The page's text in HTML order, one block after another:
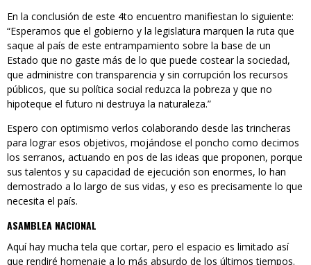
En la conclusión de este 4to encuentro manifiestan lo siguiente:
“Esperamos que el gobierno y la legislatura marquen la ruta que
saque al país de este entrampamiento sobre la base de un
Estado que no gaste más de lo que puede costear la sociedad,
que administre con transparencia y sin corrupción los recursos
públicos, que su política social reduzca la pobreza y que no
hipoteque el futuro ni destruya la naturaleza.”
Espero con optimismo verlos colaborando desde las trincheras
para lograr esos objetivos, mojándose el poncho como decimos
los serranos, actuando en pos de las ideas que proponen, porque
sus talentos y su capacidad de ejecución son enormes, lo han
demostrado a lo largo de sus vidas, y eso es precisamente lo que
necesita el país.
ASAMBLEA NACIONAL
Aquí hay mucha tela que cortar, pero el espacio es limitado así
que rendiré homenaje a lo más absurdo de los últimos tiempos.